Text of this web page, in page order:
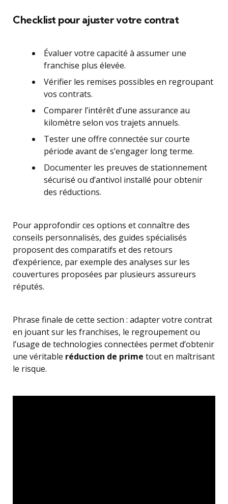
Checklist pour ajuster votre contrat
Évaluer votre capacité à assumer une
franchise plus élevée.
Vérifier les remises possibles en regroupant
vos contrats.
Comparer l’intérêt d’une assurance au
kilomètre selon vos trajets annuels.
Tester une offre connectée sur courte
période avant de s’engager long terme.
Documenter les preuves de stationnement
sécurisé ou d’antivol installé pour obtenir
des réductions.
Pour approfondir ces options et connaître des
conseils personnalisés, des guides spécialisés
proposent des comparatifs et des retours
d’expérience, par exemple des analyses sur les
couvertures proposées par plusieurs assureurs
réputés.
Phrase finale de cette section : adapter votre contrat
en jouant sur les franchises, le regroupement ou
l’usage de technologies connectées permet d’obtenir
une véritable réduction de prime tout en maîtrisant
le risque.